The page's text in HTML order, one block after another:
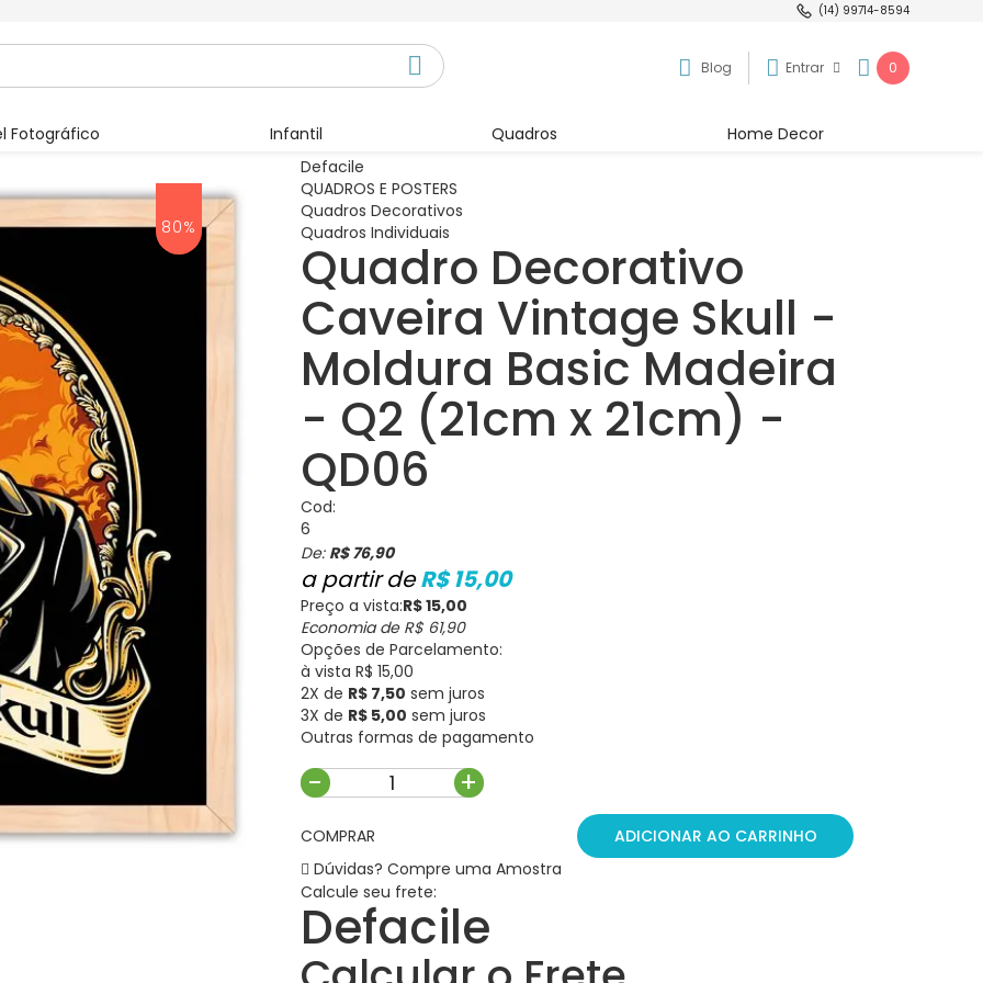
(14) 99714-8594
Blog Entrar 0
Fotográfico Infantil Quadros Home Decor
80%
Defacile
QUADROS E POSTERS
Quadros Decorativos
Quadros Individuais
Quadro Decorativo
Caveira Vintage Skull -
Moldura Basic Madeira
- Q2 (21cm x 21cm) -
QD06
Cod:
6
De: R$ 76,90
R$ 15,00
Preço a vista:R$ 15,00
Economia de R$ 61,90
Opções de Parcelamento:
à vista R$ 15,00
2X de R$ 7,50 sem juros
3X de R$ 5,00 sem juros
Outras formas de pagamento
- +
COMPRAR
ADICIONAR AO CARRINHO
Dúvidas? Compre uma Amostra
Calcule seu frete:
Defacile